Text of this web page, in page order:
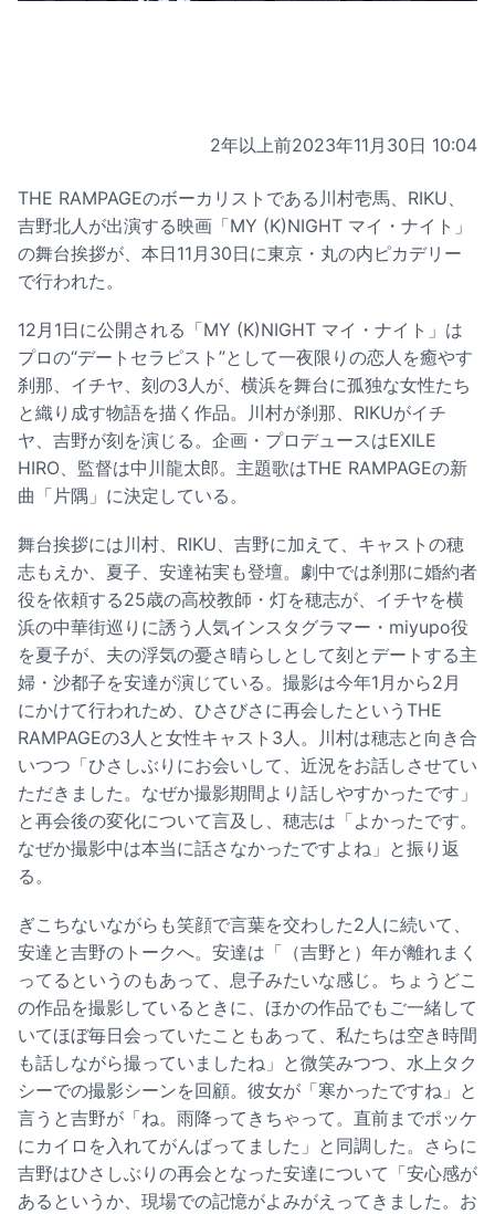
2年以上前2023年11月30日 10:04
THE RAMPAGEのボーカリストである川村壱馬、RIKU、
吉野北人が出演する映画「MY (K)NIGHT マイ・ナイト」
の舞台挨拶が、本日11月30日に東京・丸の内ピカデリー
で行われた。
12月1日に公開される「MY (K)NIGHT マイ・ナイト」は
プロの“デートセラピスト”として一夜限りの恋人を癒やす
刹那、イチヤ、刻の3人が、横浜を舞台に孤独な女性たち
と織り成す物語を描く作品。川村が刹那、RIKUがイチ
ヤ、吉野が刻を演じる。企画・プロデュースはEXILE
HIRO、監督は中川龍太郎。主題歌はTHE RAMPAGEの新
曲「片隅」に決定している。
舞台挨拶には川村、RIKU、吉野に加えて、キャストの穂
志もえか、夏子、安達祐実も登壇。劇中では刹那に婚約者
役を依頼する25歳の高校教師・灯を穂志が、イチヤを横
浜の中華街巡りに誘う人気インスタグラマー・miyupo役
を夏子が、夫の浮気の憂さ晴らしとして刻とデートする主
婦・沙都子を安達が演じている。撮影は今年1月から2月
にかけて行われため、ひさびさに再会したというTHE
RAMPAGEの3人と女性キャスト3人。川村は穂志と向き合
いつつ「ひさしぶりにお会いして、近況をお話しさせてい
ただきました。なぜか撮影期間より話しやすかったです」
と再会後の変化について言及し、穂志は「よかったです。
なぜか撮影中は本当に話さなかったですよね」と振り返
る。
ぎこちないながらも笑顔で言葉を交わした2人に続いて、
安達と吉野のトークへ。安達は「（吉野と）年が離れまく
ってるというのもあって、息子みたいな感じ。ちょうどこ
の作品を撮影しているときに、ほかの作品でもご一緒して
いてほぼ毎日会っていたこともあって、私たちは空き時間
も話しながら撮っていましたね」と微笑みつつ、水上タク
シーでの撮影シーンを回顧。彼女が「寒かったですね」と
言うと吉野が「ね。雨降ってきちゃって。直前までポッケ
にカイロを入れてがんばってました」と同調した。さらに
吉野はひさしぶりの再会となった安達について「安心感が
あるというか、現場での記憶がよみがえってきました。お